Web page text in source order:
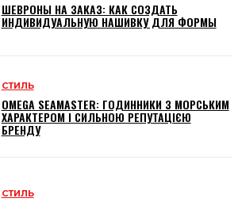
ШЕВРОНЫ НА ЗАКАЗ: КАК СОЗДАТЬ
ИНДИВИДУАЛЬНУЮ НАШИВКУ ДЛЯ ФОРМЫ
СТИЛЬ
OMEGA SEAMASTER: ГОДИННИКИ З МОРСЬКИМ
ХАРАКТЕРОМ І СИЛЬНОЮ РЕПУТАЦІЄЮ
БРЕНДУ
СТИЛЬ